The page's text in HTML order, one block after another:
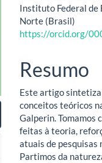
Instituto Federal de
Norte (Brasil)
https://orcid.org/
Resumo
Este artigo sintetiza
conceitos teóricos
Galperin.
feitas à teoria,
atuais de pesquisas
Partimos da